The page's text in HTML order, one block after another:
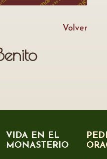
Volver
VIDA EN EL
MONASTERIO